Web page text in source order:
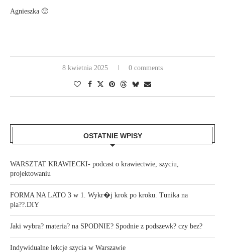
Agnieszka 🙂
8 kwietnia 2025 0 comments
OSTATNIE WPISY
WARSZTAT KRAWIECKI- podcast o krawiectwie, szyciu,
projektowaniu
FORMA NA LATO 3 w 1. Wykr�j krok po kroku. Tunika na
pla??.DIY
Jaki wybra? materia? na SPODNIE? Spodnie z podszewk? czy bez?
Indywidualne lekcje szycia w Warszawie